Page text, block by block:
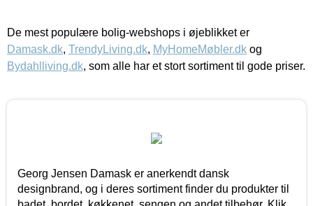
De mest populære bolig-webshops i øjeblikket er
Damask.dk, TrendyLiving.dk, MyHomeMøbler.dk og
Bydahlliving.dk, som alle har et stort sortiment til gode priser.
Georg Jensen Damask er anerkendt dansk
designbrand, og i deres sortiment finder du produkter til